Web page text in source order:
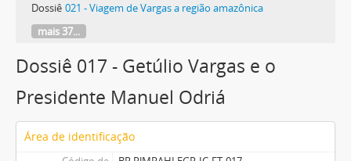
Dossiê 021 - Viagem de Vargas a região amazônica
mais 37...
Dossiê 017 - Getúlio Vargas e o
Presidente Manuel Odriá
Área de identificação